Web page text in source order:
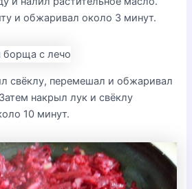
и обжаривал около 3 минут.
свёклу, перемешал и обжаривал
накрыл лук и свёклу
10 минут.